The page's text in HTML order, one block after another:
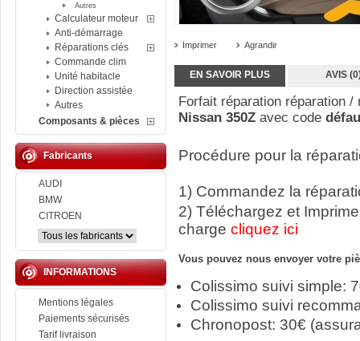
Autres
Calculateur moteur
Anti-démarrage
Réparations clés
Commande clim
Unité habitacle
Direction assistée
Autres
Composants & pièces
Fabricants
AUDI
BMW
CITROEN
INFORMATIONS
Mentions légales
Paiements sécurisés
Tarif livraison
Imprimer Agrandir
EN SAVOIR PLUS AVIS
Forfait réparation réparation
Nissan 350Z avec code
Procédure pour la
1) Commandez la
2) Téléchargez et
charge cliquez ici
Vous pouvez nous envoyer votre
Colissimo suivi simple:
Colissimo suivi
Chronopost: 30€